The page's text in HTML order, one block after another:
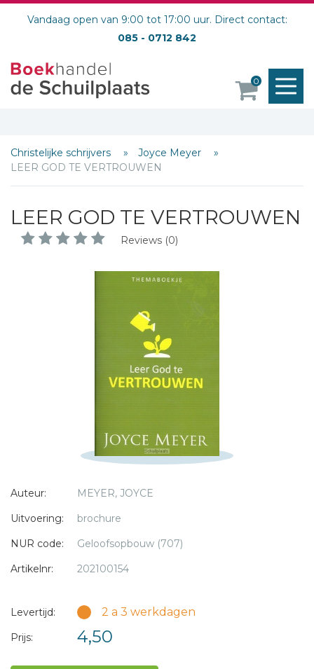
Vandaag open van 9:00 tot 17:00 uur. Direct contact:
085 - 0712 842
0
Christelijke schrijvers
Joyce Meyer
LEER GOD TE VERTROUWEN
LEER GOD TE VERTROUWEN
Reviews (0)
Auteur:
MEYER, JOYCE
Uitvoering:
brochure
NUR code:
Geloofsopbouw (707)
Artikelnr:
202100154
Levertijd: 2 a 3 werkdagen
Prijs: 4,50
Schrijf hieronder je review!